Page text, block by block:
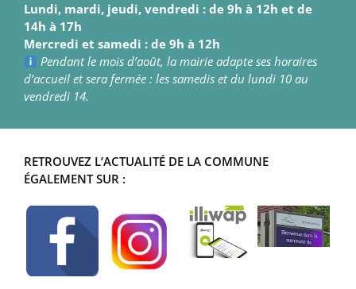
Lundi, mardi, jeudi, vendredi : de 9h à 12h et de
14h à 17h
Mercredi et samedi : de 9h à 12h
Pendant le mois d’août, la mairie adapte ses horaires
d’accueil et sera fermée : les samedis et du lundi 10 au
vendredi 14.
RETROUVEZ L’ACTUALITÉ DE LA COMMUNE
ÉGALEMENT SUR :